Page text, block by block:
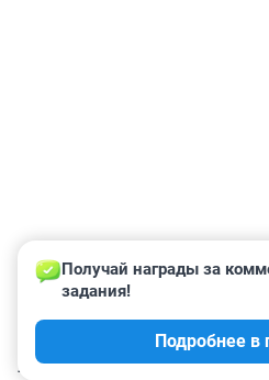
КОММЕНТАРИИ 11
Получай награды за
задания!
Подробнее в